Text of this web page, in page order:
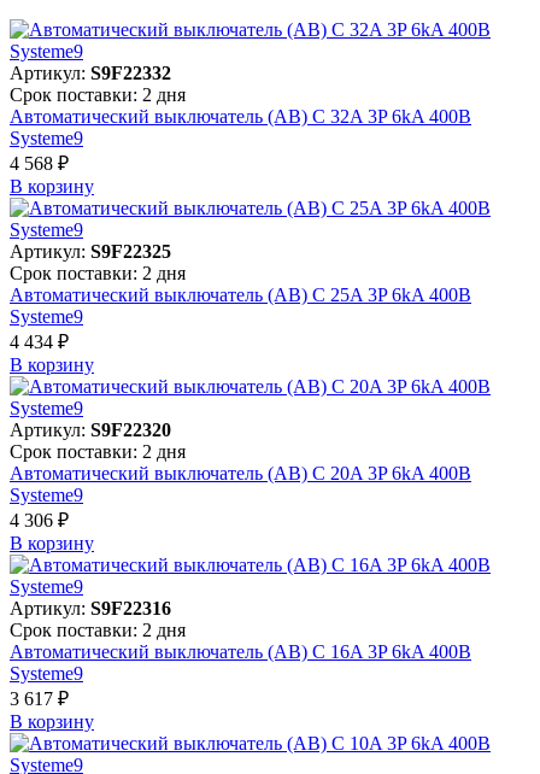
Артикул: S9F22332
Срок поставки: 2 дня
Автоматический выключатель (АВ) C 32A 3P 6kA 400В
Systeme9
4 568 ₽
В корзинy
Артикул: S9F22325
Срок поставки: 2 дня
Автоматический выключатель (АВ) C 25A 3P 6kA 400В
Systeme9
4 434 ₽
В корзинy
Артикул: S9F22320
Срок поставки: 2 дня
Автоматический выключатель (АВ) C 20A 3P 6kA 400В
Systeme9
4 306 ₽
В корзинy
Артикул: S9F22316
Срок поставки: 2 дня
Автоматический выключатель (АВ) C 16A 3P 6kA 400В
Systeme9
3 617 ₽
В корзинy